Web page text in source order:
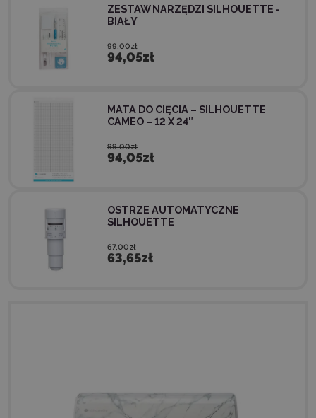
ZESTAW NARZĘDZI SILHOUETTE -
BIAŁY
99,00zł
94,05zł
MATA DO CIĘCIA – SILHOUETTE
CAMEO – 12 X 24″
99,00zł
94,05zł
OSTRZE AUTOMATYCZNE
SILHOUETTE
67,00zł
63,65zł